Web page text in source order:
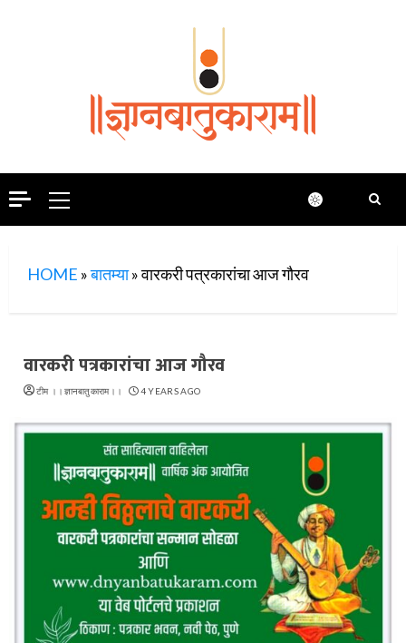
Primary
Menu
HOME »बातम्या»वारकरी पत्रकारांचा आज गौरव
वारकरी पत्रकारांचा आज गौरव
टीम ।।ज्ञानबातुकाराम।। 4 YEARS AGO